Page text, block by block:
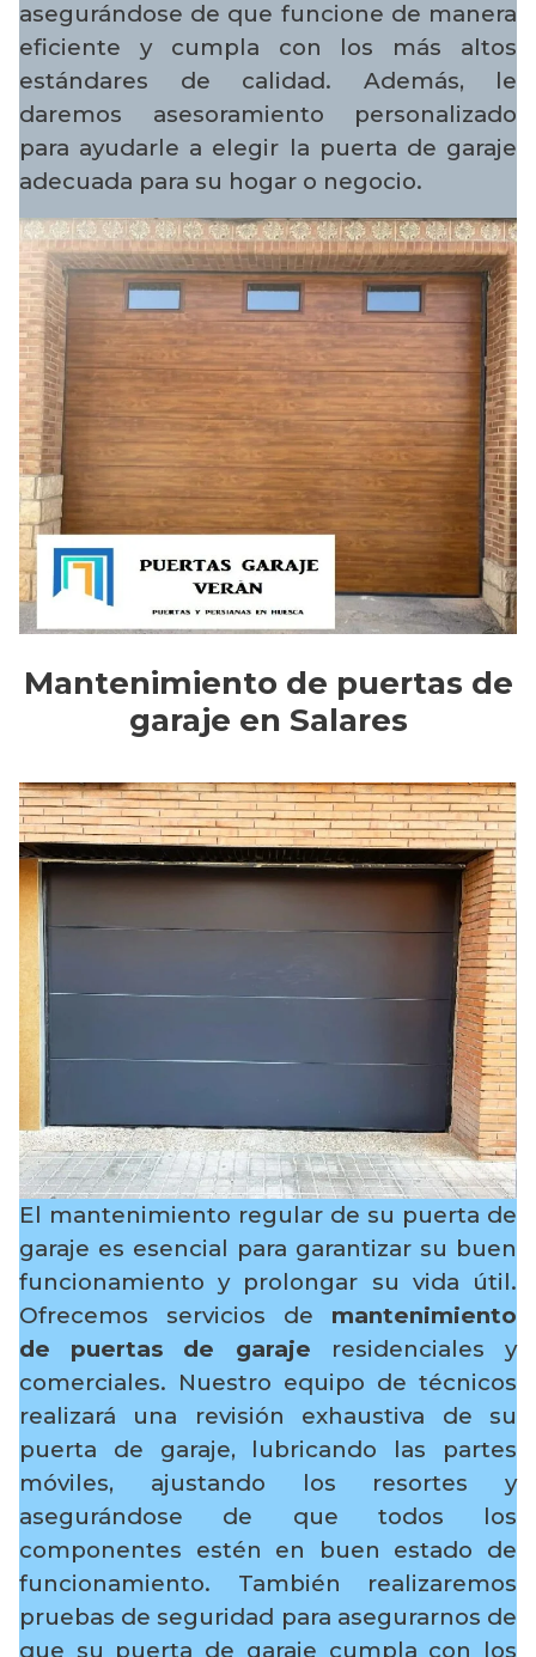
asegurándose de que funcione de manera
eficiente y cumpla con los más altos
estándares de calidad. Además, le
daremos asesoramiento personalizado
para ayudarle a elegir la puerta de garaje
adecuada para su hogar o negocio.
Mantenimiento de puertas de
garaje en Salares
El mantenimiento regular de su puerta de
garaje es esencial para garantizar su buen
funcionamiento y prolongar su vida útil.
Ofrecemos servicios de mantenimiento
de puertas de garaje residenciales y
comerciales. Nuestro equipo de técnicos
realizará una revisión exhaustiva de su
puerta de garaje, lubricando las partes
móviles, ajustando los resortes y
asegurándose de que todos los
componentes estén en buen estado de
funcionamiento. También realizaremos
pruebas de seguridad para asegurarnos de
que su puerta de garaje cumpla con los